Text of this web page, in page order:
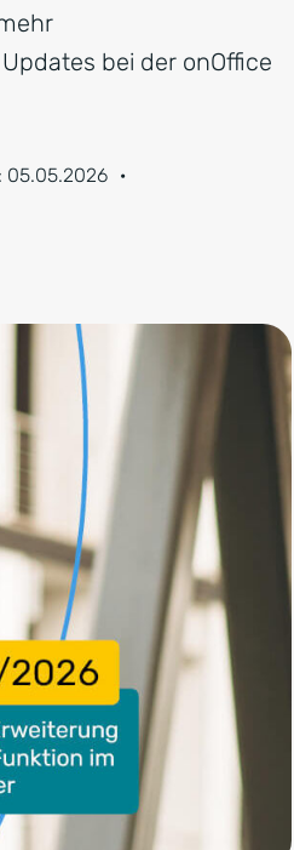
bei der onOffice
05.05.2026 ·